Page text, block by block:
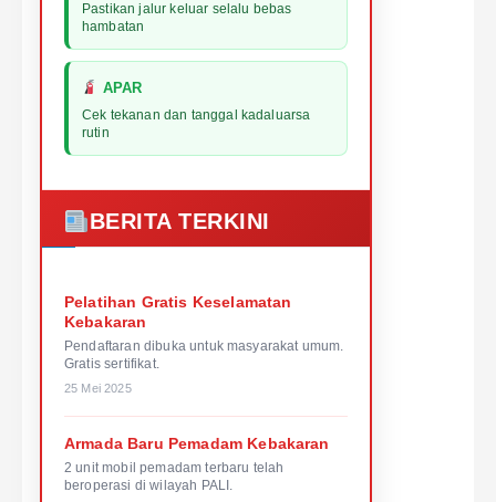
Pastikan jalur keluar selalu bebas
hambatan
APAR
Cek tekanan dan tanggal kadaluarsa
rutin
BERITA TERKINI
Pelatihan Gratis Keselamatan
Kebakaran
Pendaftaran dibuka untuk masyarakat umum.
Gratis sertifikat.
25 Mei 2025
Armada Baru Pemadam Kebakaran
2 unit mobil pemadam terbaru telah
beroperasi di wilayah PALI.